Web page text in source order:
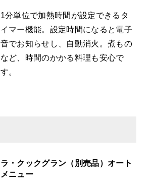
1分単位で加熱時間が設定できるタ
イマー機能。設定時間になると電子
音でお知らせし、自動消火。煮もの
など、時間のかかる料理も安心で
す。
ラ・クックグラン（別売品）オート
メニュー